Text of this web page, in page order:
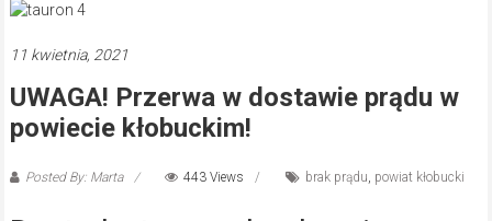
11 kwietnia, 2021
UWAGA! Przerwa w dostawie prądu w
powiecie kłobuckim!
Posted By: Marta 443 Views brak prądu, powiat kłobucki